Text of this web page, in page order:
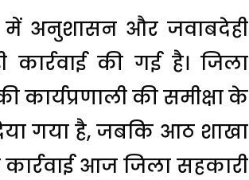
में अनुशासन और जवाबदेही
की गई है। जिला
कार्यप्रणाली की समीक्षा के
गया है, जबकि आठ शाखा
आज जिला सहकारी